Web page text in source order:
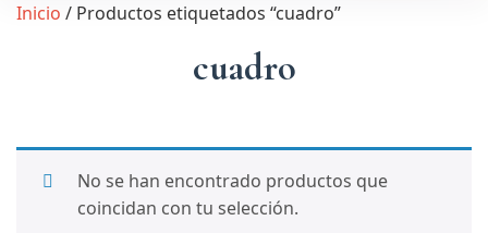
Inicio / Productos etiquetados “cuadro”
cuadro
No se han encontrado productos que
coincidan con tu selección.